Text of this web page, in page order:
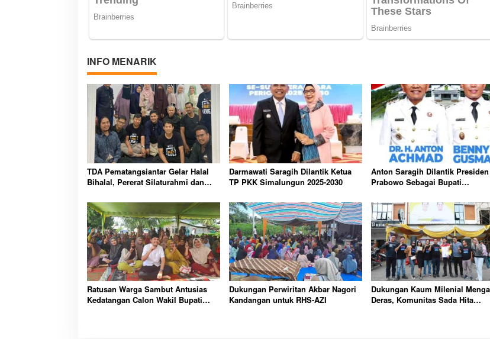
INFO MENARIK
TDA Pematangsiantar Gelar Halal
Bihalal, Pererat Silaturahmi dan
Darmawati Saragih Dilantik Ketua
TP PKK Simalungun 2025-2030
Anton Saragih Dilantik Presiden
Prabowo Sebagai Bupati
Ratusan Warga Sambut Antusias
Kedatangan Calon Wakil Bupati
Dukungan Perwiritan Akbar Nagori
Kandangan untuk RHS-AZI
Dukungan Kaum Milenial
Deras, Komunitas Sada Hita